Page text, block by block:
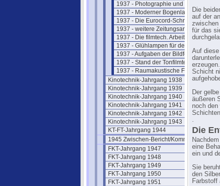
1937 - Photographie und
1937 - Moderner Bogenlampenbetrieb
1937 - Die Eurocord-Schrift
1937 - weitere Zeitungsartikel
1937 - Die filmtech. Arbeit der RPL
1937 - Glühlampen für den Bildwurf
1937 - Aufgaben der Bildforschung
1937 - Stand der Tonfilmtechnik
1937 - Raumakustische Forschung
Kinotechnik-Jahrgang 1938
Kinotechnik-Jahrgang 1939
Kinotechnik-Jahrgang 1940
Kinotechnik-Jahrgang 1941
Kinotechnik-Jahrgang 1942
Kinotechnik-Jahrgang 1943
KT-FT-Jahrgang 1944
1945 Zwischen-Bericht/Kommentar
FKT-Jahrgang 1947
FKT-Jahrgang 1948
FKT-Jahrgang 1949
FKT-Jahrgang 1950
FKT-Jahrgang 1951
Die
auf der
zwischen
für das
Auf
Schicht
Der
äußeren
noch
.
Die
eine
ein und
Sie
den
Farbstoff